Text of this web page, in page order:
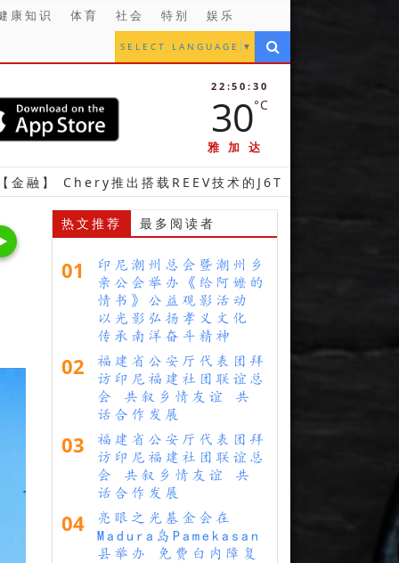
康知识 体育 社会 特别 娱乐
SELECT LANGUAGE ▼
22:50:32
30°C
雅加达
推出搭载REEV技术的J6T CSH型车 完善其超级混合动
热文推荐 最多阅读者
01
印尼潮州总会暨潮州乡
亲公会举办《给阿嬷的
情书》公益观影活动
以光影弘扬孝义文化
传承南洋奋斗精神
02
福建省公安厅代表团拜
访印尼福建社团联谊总
会 共叙乡情友谊 共
话合作发展
03
福建省公安厅代表团拜
访印尼福建社团联谊总
会 共叙乡情友谊 共
话合作发展
04
亮眼之光基金会在
Madura岛Pamekasan
县举办 免费白内障复